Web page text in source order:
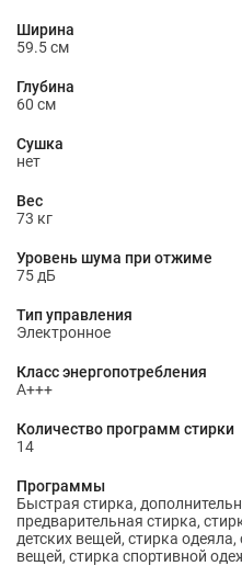
Ширина
59.5 см
Глубина
60 см
Сушка
нет
Вес
73 кг
Уровень шума при отжиме
75 дБ
Тип управления
Электронное
Класс энергопотребления
A+++
Количество программ стирки
14
Программы
Быстрая стирка,
предварительная стирка,
детских вещей, стирка
вещей, стирка спортивной